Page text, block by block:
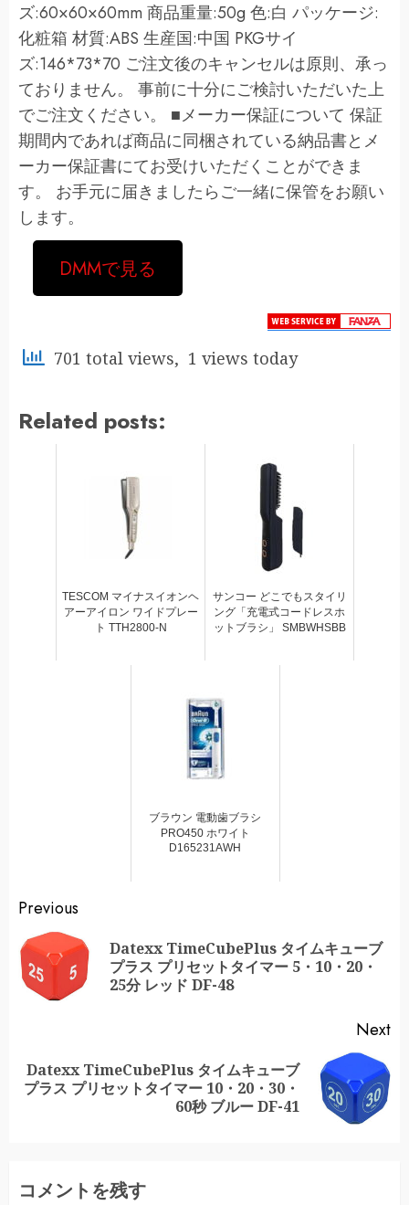
ズ:60×60×60mm 商品重量:50g 色:白 パッケージ:
化粧箱 材質:ABS 生産国:中国 PKGサイ
ズ:146*73*70 ご注文後のキャンセルは原則、承っ
ておりません。 事前に十分にご検討いただいた上
でご注文ください。 ■メーカー保証について 保証
期間内であれば商品に同梱されている納品書とメ
ーカー保証書にてお受けいただくことができま
す。 お手元に届きましたらご一緒に保管をお願い
します。
DMMで見る
701 total views, 1 views today
Related posts:
TESCOM マイナスイオンヘ
アーアイロン ワイドプレー
ト TTH2800-N
サンコー どこでもスタイリ
ング「充電式コードレスホ
ットブラシ」 SMBWHSBB
ブラウン 電動歯ブラシ
PRO450 ホワイト
D165231AWH
Continue
Reading
Previous
Datexx TimeCubePlus タイムキューブ
プラス プリセットタイマー 5・10・20・
25分 レッド DF-48
Next
Next
Datexx TimeCubePlus タイムキューブ
プラス プリセットタイマー 10・20・30・
60秒 ブルー DF-41
コメントを残す